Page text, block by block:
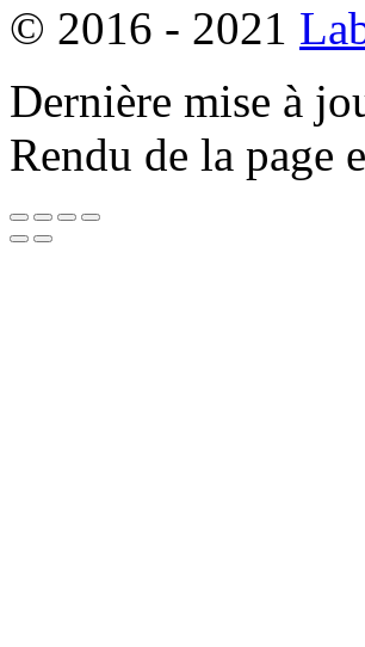
© 2016 - 2021
Dernière mise à
Rendu de la page